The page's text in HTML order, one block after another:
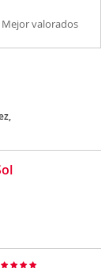
Mejor valorados